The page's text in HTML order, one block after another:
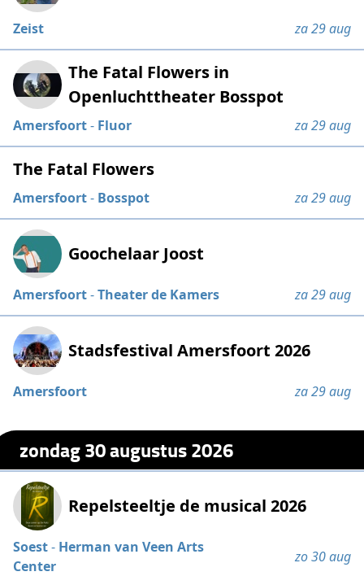
Zeist za 29 aug
The Fatal Flowers in
Openluchttheater Bosspot
Amersfoort- Fluor za 29 aug
The Fatal Flowers
Amersfoort- Bosspot za 29 aug
Goochelaar Joost
Amersfoort-Theater de Kamers za 29 aug
Stadsfestival Amersfoort 2026
Amersfoort za 29 aug
zondag 30 augustus 2026
Repelsteeltje de musical 2026
Soest- Herman van Veen Arts
Center
zo 30 aug